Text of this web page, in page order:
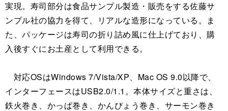
実現。寿司部分は食品サンプル製造・販売をする佐藤サ
ンプル社の協力を得て、リアルな造形になっている。ま
た、パッケージは寿司の折り詰め風に仕上げており、購
入後すぐにお土産として利用できる。
対応OSはWindows 7/Vista/XP、Mac OS 9.0以降で、
インターフェースはUSB2.0/1.1。本体サイズと重さは、
鉄火巻き、かっぱ巻き、かんぴょう巻き、サーモン巻き